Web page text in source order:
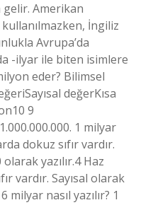
gelir. Amerikan
İngiliz
Avrupa’da
-ilyar ile biten isimlere
eder? Bilimsel
değerKısa
9
1 milyar
dokuz sıfır vardır.
yazılır.4 Haz
vardır. Sayısal olarak
milyar nasıl yazılır? 1